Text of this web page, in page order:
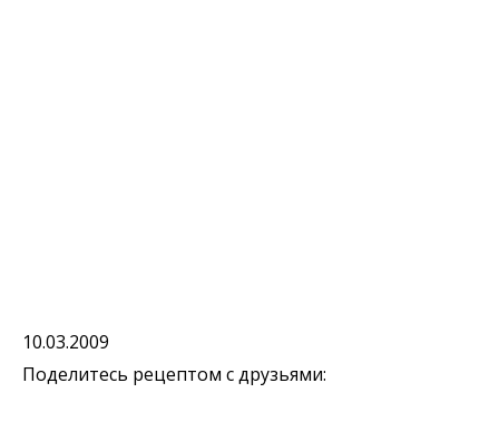
10.03.2009
Поделитесь рецептом с друзьями: